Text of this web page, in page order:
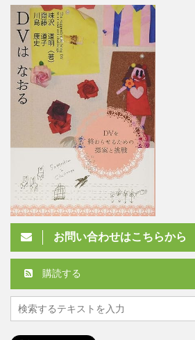
お問い合わせはこちらから
購読する